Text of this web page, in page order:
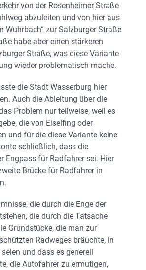
von der Rosenheimer Straße
abzuleiten und von hier aus
Wuhrbach“ zur Salzburger Straße
habe aber einen stärkeren
Straße, was diese Variante
wieder problematisch mache.
die Stadt Wasserburg hier
Auch die Ableitung über die
Problem nur teilweise, weil es
die von Eiselfing oder
und für die diese Variante keine
schließlich, dass die
Engpass für Radfahrer sei. Hier
Brücke für Radfahrer in
die durch die Enge der
die durch die Tatsache
Grundstücke, die man zur
Radweges bräuchte, in
und dass es generell
die Autofahrer zu ermutigen,